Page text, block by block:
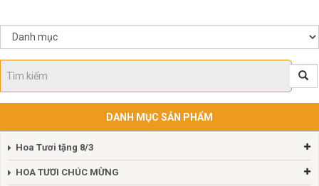
DANH MỤC SẢN PHẨM
Hoa Tươi tặng 8/3